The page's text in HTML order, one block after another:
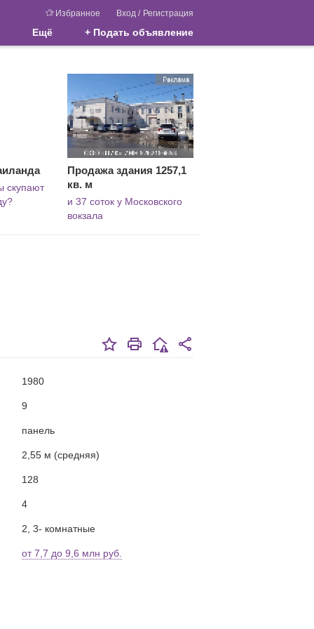
Избранное Вход / Регистрация
Ещё + Подать объявление
скупают
Продажа здания 1257,1
кв. м
и 37 соток у Московского
вокзала
1980
9
панель
2,55 м (средняя)
128
4
2, 3- комнатные
от 7,7 до 9,6 млн руб.